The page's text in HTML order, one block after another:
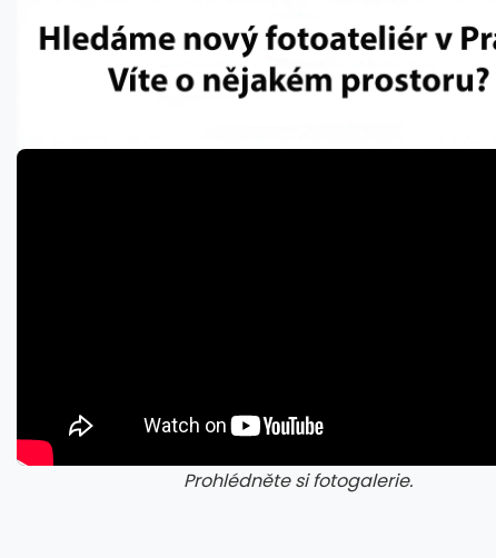
Prohlédněte si fotogalerie.